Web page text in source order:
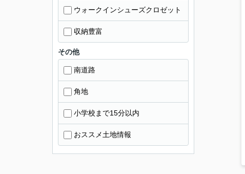
ウォークインシューズクロゼット
収納豊富
その他
南道路
角地
小学校まで15分以内
おススメ土地情報